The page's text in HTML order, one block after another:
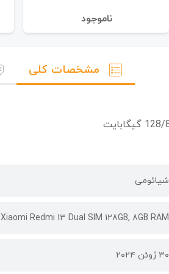
نا‌موجود
مشخصات کلی
شیائومی
Xiaomi Redmi 13 Dual SIM 128GB, 8GB RAM
۳۰ ژوئن ۲۰۲۴